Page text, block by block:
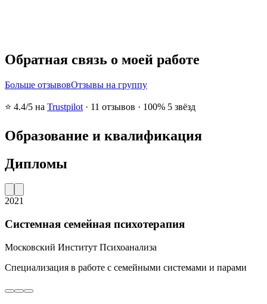
Обратная связь о моей работе
Больше отзывовОтзывы на группу
⭐ 4.4/5 на Trustpilot · 11 отзывов · 100% 5 звёзд
Образование и квалификация
Дипломы
2021
Системная семейная психотерапия
Московский Институт Психоанализа
Специализация в работе с семейными системами и парами